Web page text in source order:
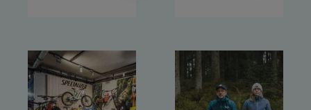
Pardatschgratbahn